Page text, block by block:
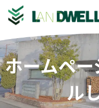
ホームペ
ル